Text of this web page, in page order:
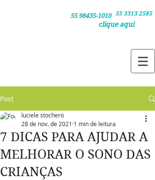
Clique nos números /
e agende sua consulta pelo telefone ou
55 98435-1010 55 3313 2585
clique aqui
Post
7 DICAS PARA AJUDAR A
MELHORAR O SONO DAS
CRIANÇAS
luciele stochero
28 de nov. de 2021 1 min de leitura